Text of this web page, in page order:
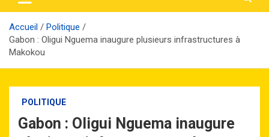
Accueil
Politique
Gabon : Oligui Nguema inaugure plusieurs infrastructures à
Makokou
POLITIQUE
Gabon : Oligui Nguema inaugure